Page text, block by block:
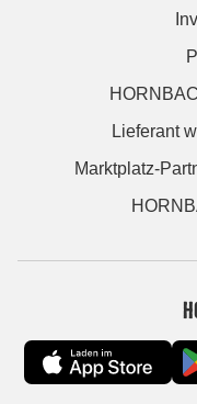
Lieferant
Marktplatz-